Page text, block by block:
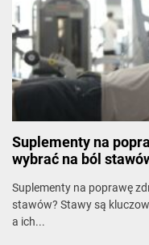
Suplementy na
wybrać na ból
Suplementy na poprawę
stawów? Stawy są
a ich...